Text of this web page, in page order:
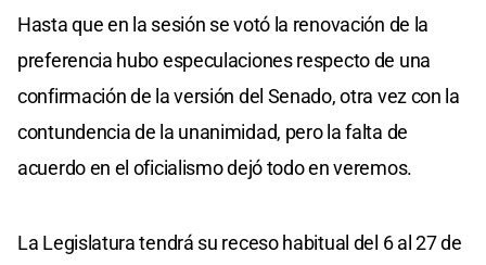
Hasta que en la sesión se votó la renovación de la
preferencia hubo especulaciones respecto de una
confirmación de la versión del Senado, otra vez con la
contundencia de la unanimidad, pero la falta de
acuerdo en el oficialismo dejó todo en veremos.
La Legislatura tendrá su receso habitual del 6 al 27 de